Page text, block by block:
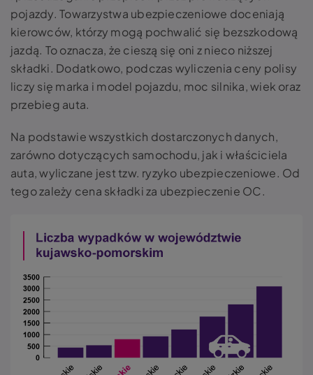
pojazdy. Towarzystwa ubezpieczeniowe doceniają
kierowców, którzy mogą pochwalić się bezszkodową
jazdą. To oznacza, że cieszą się oni z nieco niższej
składki. Dodatkowo, podczas wyliczenia ceny polisy
liczy się marka i model pojazdu, moc silnika, wiek oraz
przebieg auta.
Na podstawie wszystkich dostarczonych danych,
zarówno dotyczących samochodu, jak i właściciela
auta, wyliczane jest tzw. ryzyko ubezpieczeniowe. Od
tego zależy cena składki za ubezpieczenie OC.